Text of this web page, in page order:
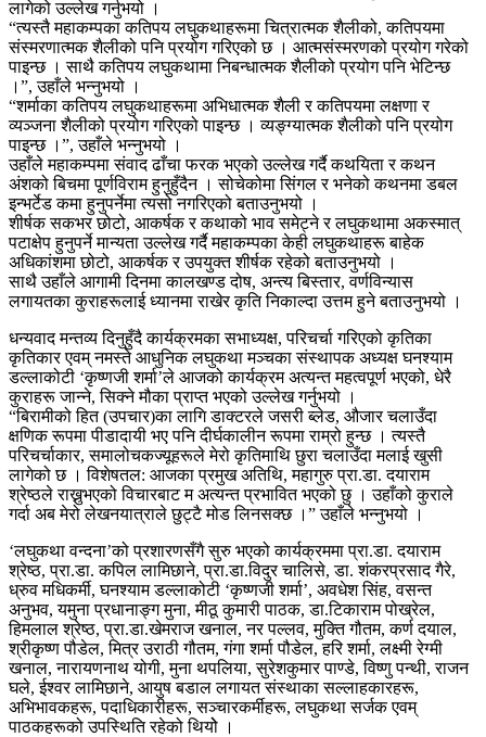
लागेको उल्लेख गर्नुभयो ।
“त्यस्तै महाकम्पका कतिपय लघुकथाहरूमा चित्रात्मक शैलीको, कतिपयमा
संस्मरणात्मक शैलीको पनि प्रयोग गरिएको छ । आत्मसंस्मरणको प्रयोग गरेको
पाइन्छ । साथै कतिपय लघुकथामा निबन्धात्मक शैलीको प्रयोग पनि भेटिन्छ
।”, उहाँले भन्नुभयो ।
“शर्माका कतिपय लघुकथाहरूमा अभिधात्मक शैली र कतिपयमा लक्षणा र
व्यञ्जना शैलीको प्रयोग गरिएको पाइन्छ । व्यङ्ग्यात्मक शैलीको पनि प्रयोग
पाइन्छ ।”, उहाँले भन्नुभयो ।
उहाँले महाकम्पमा संवाद ढाँचा फरक भएको उल्लेख गर्दै कथयिता र कथन
अंशको बिचमा पूर्णविराम हुनुहुँदैन । सोचेकोमा सिंगल र भनेको कथनमा डबल
इन्भर्टेड कमा हुनुपर्नेमा त्यसो नगरिएको बताउनुभयो ।
शीर्षक सकभर छोटो, आकर्षक र कथाको भाव समेट्ने र लघुकथामा अकस्मात्
पटाक्षेप हुनुपर्ने मान्यता उल्लेख गर्दै महाकम्पका केही लघुकथाहरू बाहेक
अधिकांशमा छोटो, आकर्षक र उपयुक्त शीर्षक रहेको बताउनुभयो ।
साथै उहाँले आगामी दिनमा कालखण्ड दोष, अन्त्य बिस्तार, वर्णविन्यास
लगायतका कुराहरूलाई ध्यानमा राखेर कृति निकाल्दा उत्तम हुने बताउनुभयो ।
धन्यवाद मन्तव्य दिनुहुँदै कार्यक्रमका सभाध्यक्ष, परिचर्चा गरिएको कृतिका
कृतिकार एवम् नमस्ते आधुनिक लघुकथा मञ्चका संस्थापक अध्यक्ष घनश्याम
डल्लाकोटी ‘कृष्णजी शर्मा’ले आजको कार्यक्रम अत्यन्त महत्वपूर्ण भएको, धेरै
कुराहरू जान्ने, सिक्ने मौका प्राप्त भएको उल्लेख गर्नुभयो ।
“बिरामीको हित (उपचार)का लागि डाक्टरले जसरी ब्लेड, औजार चलाउँदा
क्षणिक रूपमा पीडादायी भए पनि दीर्घकालीन रूपमा राम्रो हुन्छ । त्यस्तै
परिचर्चाकार, समालोचकज्यूहरूले मेरो कृतिमाथि छुरा चलाउँदा मलाई खुसी
लागेको छ । विशेषतल: आजका प्रमुख अतिथि, महागुरु प्रा.डा. दयाराम
श्रेष्ठले राख्नुभएको विचारबाट म अत्यन्त प्रभावित भएको छु । उहाँको कुराले
गर्दा अब मेरो लेखनयात्राले छुट्टै मोड लिनसक्छ ।” उहाँले भन्नुभयो ।
‘लघुकथा वन्दना’को प्रशारणसँगै सुरु भएको कार्यक्रममा प्रा.डा. दयाराम
श्रेष्ठ, प्रा.डा. कपिल लामिछाने, प्रा.डा.विदुर चालिसे, डा. शंकरप्रसाद गैरे,
ध्रुव मधिकर्मी, घनश्याम डल्लाकोटी ‘कृष्णजी शर्मा’, अवधेश सिंह, वसन्त
अनुभव, यमुना प्रधानाङ्ग मुना, मीठू कुमारी पाठक, डा.टिकाराम पोख्रेल,
हिमलाल श्रेष्ठ, प्रा.डा.खेमराज खनाल, नर पल्लव, मुक्ति गौतम, कर्ण दयाल,
श्रीकृष्ण पौडेल, मित्र उराठी गौतम, गंगा शर्मा पौडेल, हरि शर्मा, लक्ष्मी रेग्मी
खनाल, नारायणनाथ योगी, मुना थपलिया, सुरेशकुमार पाण्डे, विष्णु पन्थी, राजन
घले, ईश्वर लामिछाने, आयुष बडाल लगायत संस्थाका सल्लाहकारहरू,
अभिभावकहरू, पदाधिकारीहरू, सञ्चारकर्मीहरू, लघुकथा सर्जक एवम्
पाठकहरूको उपस्थिति रहेको थियोे ।